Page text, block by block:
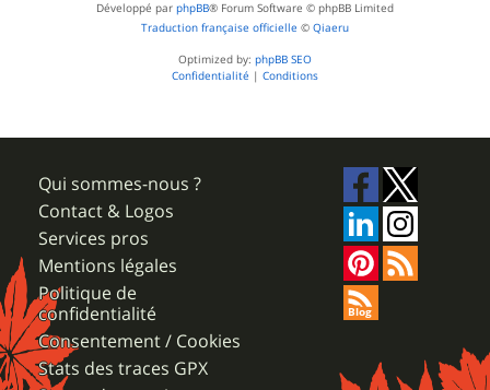
Développé par phpBB® Forum Software © phpBB Limited
Traduction française officielle © Qiaeru
Optimized by: phpBB SEO
Confidentialité | Conditions
Qui sommes-nous ?
Contact & Logos
Services pros
Mentions légales
Politique de
confidentialité
Consentement / Cookies
Stats des traces GPX